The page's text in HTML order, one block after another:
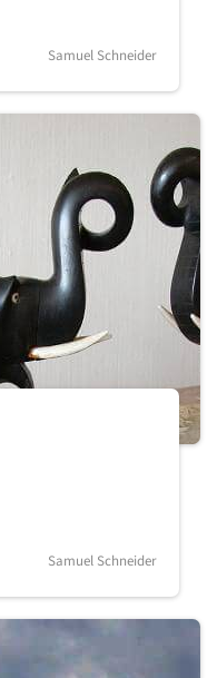
Samuel Schneider
Samuel Schneider